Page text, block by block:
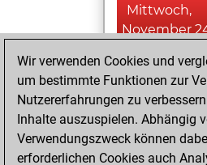
Mittwoch,
November
You
blitz games
You
=0 -3 in blitz
Wir verwenden Cookies und
um bestimmte Funktionen zur
Nutzererfahrungen zu
Inhalte auszuspielen. Abhängig
Verwendungszweck können
erforderlichen Cookies auch